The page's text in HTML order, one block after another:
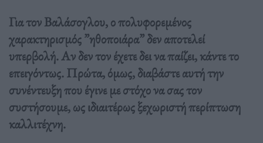
Για τον Βαλάσογλου, ο πολυφορεμένος
χαρακτηρισμός ”ηθοποιάρα” δεν αποτελεί
υπερβολή. Αν δεν τον έχετε δει να παίζει, κάντε το
επειγόντως. Πρώτα, όμως, διαβάστε αυτή την
συνέντευξη που έγινε με στόχο να σας τον
συστήσουμε, ως ιδιαιτέρως ξεχωριστή περίπτωση
καλλιτέχνη.